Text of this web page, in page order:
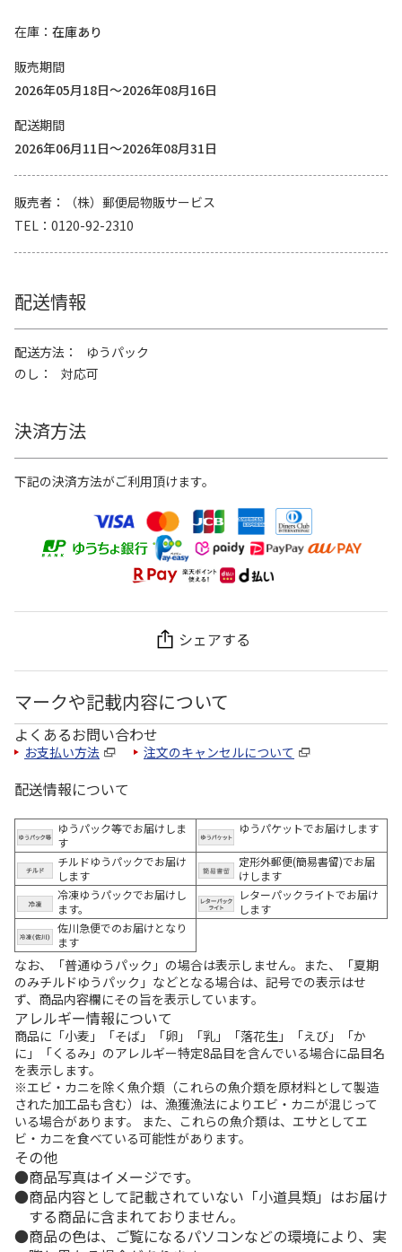
在庫
在庫あり
販売期間
2026年05月18日～2026年08月16日
配送期間
2026年06月11日～2026年08月31日
販売者
（株）郵便局物販サービス
TEL
0120-92-2310
配送情報
配送方法
ゆうパック
のし
対応可
決済方法
下記の決済方法がご利用頂けます。
シェアする
マークや記載内容について
よくあるお問い合わせ
お支払い方法 注文のキャンセルについて
配送情報について
ゆうパック等でお届けしま
す
ゆうパケットでお届けします
チルドゆうパックでお届け
します
定形外郵便(簡易書留)でお届
けします
冷凍ゆうパックでお届けし
ます。
レターパックライトでお届け
します
佐川急便でのお届けとなり
ます
なお、「普通ゆうパック」の場合は表示しません。また、「夏期
のみチルドゆうパック」などとなる場合は、記号での表示はせ
ず、商品内容欄にその旨を表示しています。
アレルギー情報について
商品に「小麦」「そば」「卵」「乳」「落花生」「えび」「か
に」「くるみ」のアレルギー特定8品目を含んでいる場合に品目名
を表示します。
※エビ・カニを除く魚介類（これらの魚介類を原材料として製造
された加工品も含む）は、漁獲漁法によりエビ・カニが混じって
いる場合があります。 また、これらの魚介類は、エサとしてエ
ビ・カニを食べている可能性があります。
その他
商品写真はイメージです。
商品内容として記載されていない「小道具類」はお届け
する商品に含まれておりません。
商品の色は、ご覧になるパソコンなどの環境により、実